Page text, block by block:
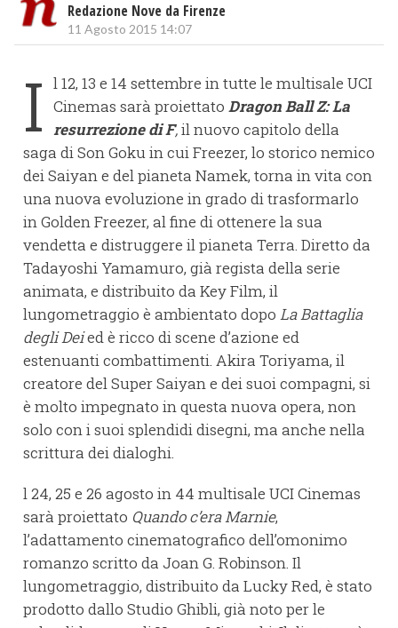
Redazione Nove da Firenze
11 Agosto 2015 14:07
I l 12, 13 e 14 settembre in tutte le multisale UCI
Cinemas sarà proiettato Dragon Ball Z: La
resurrezione di F,il nuovo capitolo della
saga di Son Goku in cui Freezer, lo storico nemico
dei Saiyan e del pianeta Namek, torna in vita con
una nuova evoluzione in grado di trasformarlo
in Golden Freezer, al fine di ottenere la sua
vendetta e distruggere il pianeta Terra. Diretto da
Tadayoshi Yamamuro, già regista della serie
animata, e distribuito da Key Film, il
lungometraggio è ambientato dopo La Battaglia
degli Deied è ricco di scene d’azione ed
estenuanti combattimenti. Akira Toriyama, il
creatore del Super Saiyan e dei suoi compagni, si
è molto impegnato in questa nuova opera, non
solo con i suoi splendidi disegni, ma anche nella
scrittura dei dialoghi.
l 24, 25 e 26 agosto in 44 multisale UCI Cinemas
sarà proiettato Quando c’era Marnie,
l’adattamento cinematografico dell’omonimo
romanzo scritto da Joan G. Robinson. Il
lungometraggio, distribuito da Lucky Red, è stato
prodotto dallo Studio Ghibli, già noto per le